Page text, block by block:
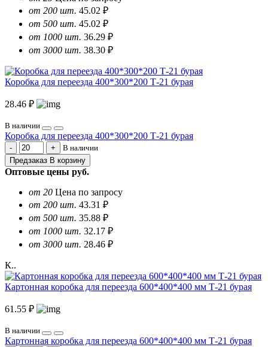
от 200 шт. 45.02 ₽
от 500 шт. 45.02 ₽
от 1000 шт. 36.29 ₽
от 3000 шт. 38.30 ₽
Коробка для переезда 400*300*200 Т-21 бурая
28.46 ₽
В наличии
Коробка для переезда 400*300*200 Т-21 бурая
В наличии
Предзаказ В корзину
Оптовые цены руб.
от 20 Цена по запросу
от 200 шт. 43.31 ₽
от 500 шт. 35.88 ₽
от 1000 шт. 32.17 ₽
от 3000 шт. 28.46 ₽
К..
Картонная коробка для переезда 600*400*400 мм Т-21 бурая
61.55 ₽
В наличии
Картонная коробка для переезда 600*400*400 мм Т-21 бурая